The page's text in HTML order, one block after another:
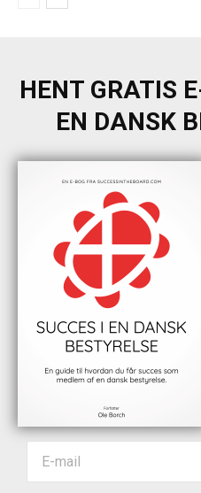
HENT GRATIS
EN DANSK